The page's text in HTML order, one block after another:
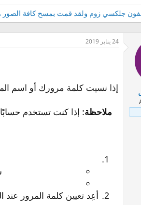
جلكسي زوم ولقد قمت بمسح كافة الصور
24 يناير 2019
ملاحظة: إذا كنت تستخدم
أعِد تعيين كلمة المرور